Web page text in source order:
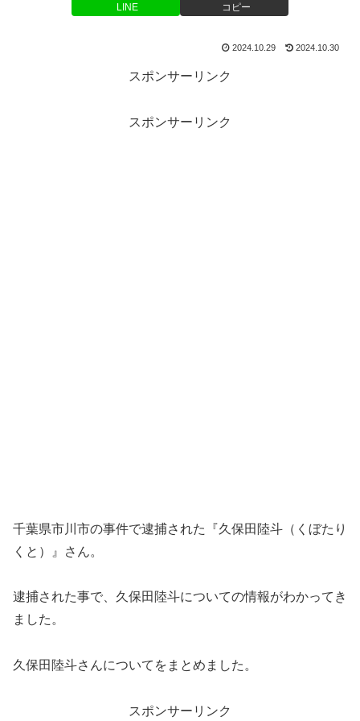
LINE コピー
2024.10.29 2024.10.30
スポンサーリンク
スポンサーリンク
千葉県市川市の事件で逮捕された『久保田陸斗（くぼたり
くと）』さん。
逮捕された事で、久保田陸斗についての情報がわかってき
ました。
久保田陸斗さんについてをまとめました。
スポンサーリンク